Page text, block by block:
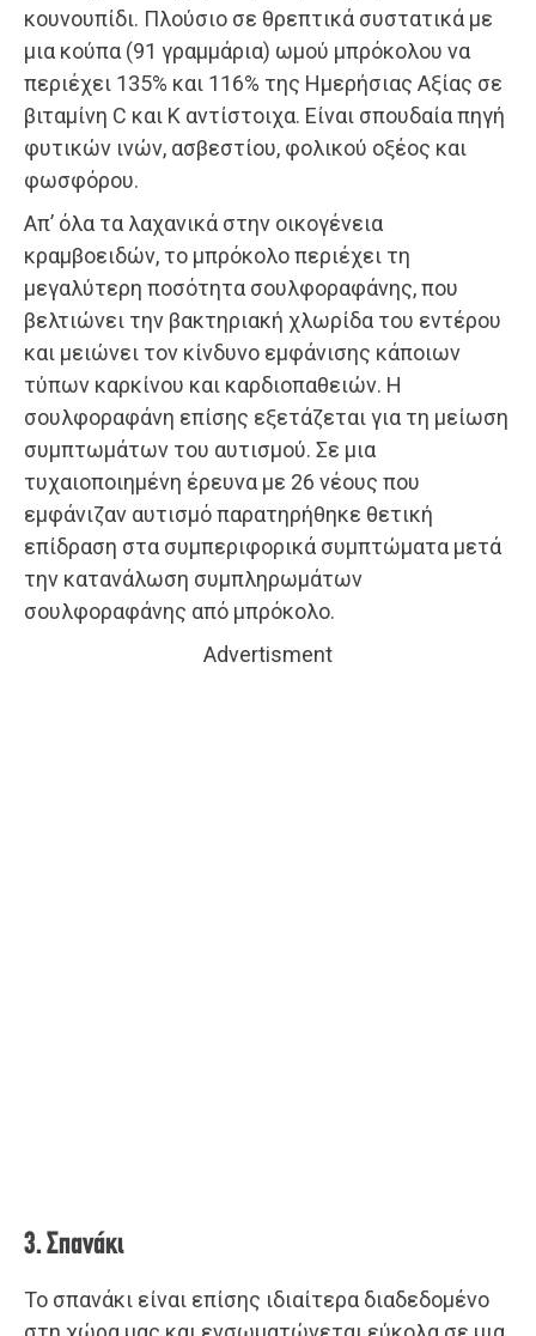
κουνουπίδι. Πλούσιο σε θρεπτικά συστατικά με
μια κούπα (91 γραμμάρια) ωμού μπρόκολου να
περιέχει 135% και 116% της Ημερήσιας Αξίας σε
βιταμίνη C και Κ αντίστοιχα. Είναι σπουδαία πηγή
φυτικών ινών, ασβεστίου, φολικού οξέος και
φωσφόρου.
Απ’ όλα τα λαχανικά στην οικογένεια
κραμβοειδών, το μπρόκολο περιέχει τη
μεγαλύτερη ποσότητα σουλφοραφάνης, που
βελτιώνει την βακτηριακή χλωρίδα του εντέρου
και μειώνει τον κίνδυνο εμφάνισης κάποιων
τύπων καρκίνου και καρδιοπαθειών. Η
σουλφοραφάνη επίσης εξετάζεται για τη μείωση
συμπτωμάτων του αυτισμού. Σε μια
τυχαιοποιημένη έρευνα με 26 νέους που
εμφάνιζαν αυτισμό παρατηρήθηκε θετική
επίδραση στα συμπεριφορικά συμπτώματα μετά
την κατανάλωση συμπληρωμάτων
σουλφοραφάνης από μπρόκολο.
Advertisment
3. Σπανάκι
Το σπανάκι είναι επίσης ιδιαίτερα διαδεδομένο